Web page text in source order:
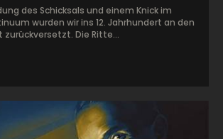
des Schicksals und einem Knick im
wurden wir ins 12. Jahrhundert an den
zurückversetzt. Die Ritte...